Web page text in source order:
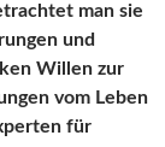
man sie
und
Willen zur
vom Leben
für